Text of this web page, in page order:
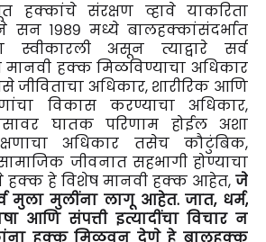
हक्कांचे संरक्षण व्हावे याकरिता
सन १९८९ मध्ये बालहक्कांसंदर्भात
स्वीकारली असून त्याद्वारे सर्व
हक्क मिळविण्याचा अधिकार
जीविताचा अधिकार, शारीरिक आणि
विकास करण्याचा अधिकार,
घातक परिणाम होईल अशा
अधिकार तसेच कौटुंबिक,
जीवनात सहभागी होण्याचा
हक्क हे विशेष मानवी हक्क आहेत, जे
मुला मुलींना लागू आहेत. जात, धर्म,
आणि संपत्ती इत्यादींचा विचार न